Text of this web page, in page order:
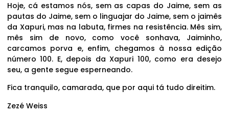
Hoje, cá estamos nós, sem as capas do Jaime, sem as
pautas do Jaime, sem o linguajar do Jaime, sem o jaimês
da Xapuri, mas na labuta, firmes na resistência. Mês sim,
mês sim de novo, como você sonhava, Jaiminho,
carcamos porva e, enfim, chegamos à nossa edição
número 100. E, depois da Xapuri 100, como era desejo
seu, a gente segue esperneando.
Fica tranquilo, camarada, que por aqui tá tudo direitim.
Zezé Weiss